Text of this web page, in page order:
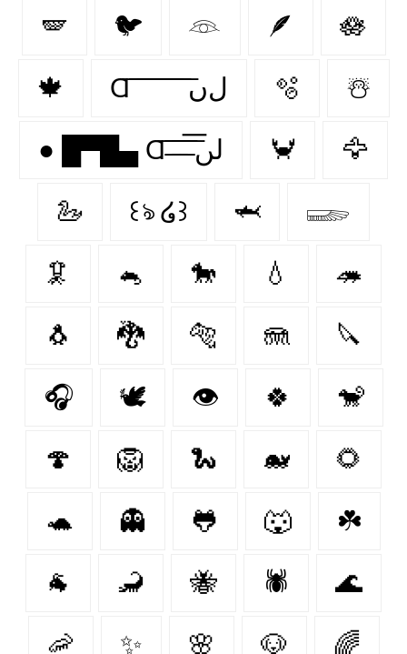
🪽 🐦 𓁻 🪶 🪷
🍁 Ɑ͞ ͞ ͞ ͞ ͞ ͞ ͞ ͞ لﮞ 🫧 ☃️
● █▀█▄ Ɑ͞ ̶͞ ̶͞ ̶͞ لں͞ 🦀 🦅
🦢 ꒰ঌ ໒꒱ 🦈 𓆃
🦑 🐁 🐎 💧 🦔
🐧 🐉 🐅 🪼 🔪
🎧 🕊️ 👁 🍀 🐒
🍄 🦁 🐍 🐋 🌻
🐢 👻 🐸 🐺 ☘️
🐐 🦂 🐝 🕷 🌊
🦐 ✨ 🌸 🐶 🌈